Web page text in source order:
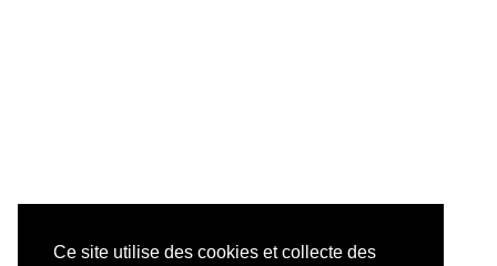
Ce site utilise des cookies et collecte des